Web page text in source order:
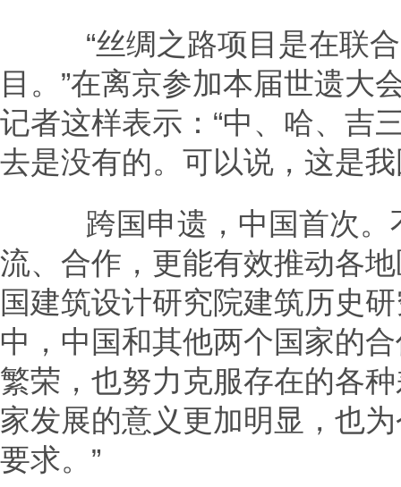
“丝绸之路项目是在联合
目。”在离京参加本届世遗大
记者这样表示：“中、哈、吉
去是没有的。可以说，这是
跨国申遗，中国首次。
流、合作，更能有效推动各
国建筑设计研究院建筑历史
中，中国和其他两个国家的
繁荣，也努力克服存在的各
家发展的意义更加明显，也
要求。”